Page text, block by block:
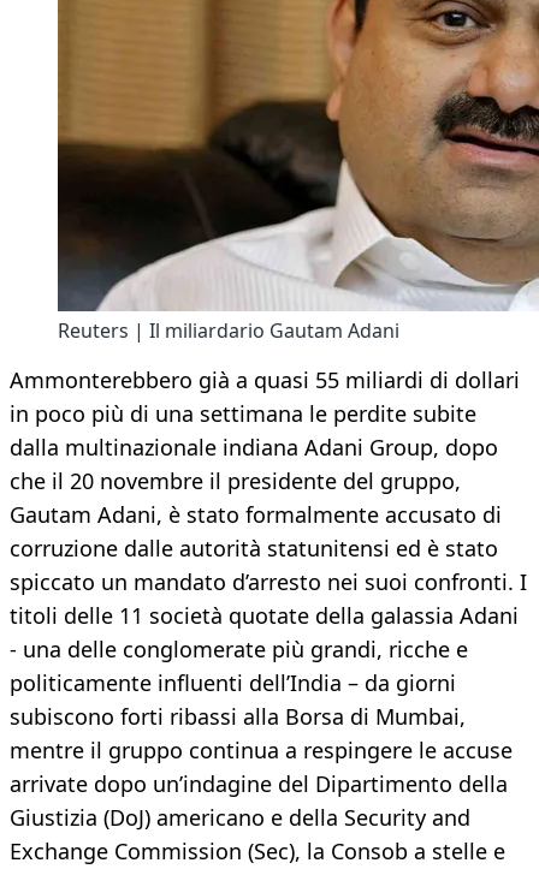
Reuters | Il miliardario Gautam Adani
Ammonterebbero già a quasi 55 miliardi di dollari
in poco più di una settimana le perdite subite
dalla multinazionale indiana Adani Group, dopo
che il 20 novembre il presidente del gruppo,
Gautam Adani, è stato formalmente accusato di
corruzione dalle autorità statunitensi ed è stato
spiccato un mandato d’arresto nei suoi confronti. I
titoli delle 11 società quotate della galassia Adani
- una delle conglomerate più grandi, ricche e
politicamente influenti dell’India – da giorni
subiscono forti ribassi alla Borsa di Mumbai,
mentre il gruppo continua a respingere le accuse
arrivate dopo un’indagine del Dipartimento della
Giustizia (DoJ) americano e della Security and
Exchange Commission (Sec), la Consob a stelle e